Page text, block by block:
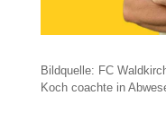
Bildquelle: FC
Koch coachte in